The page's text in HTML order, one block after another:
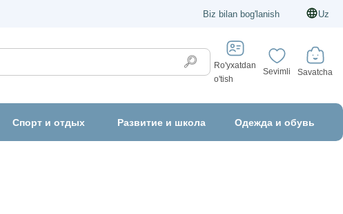
Biz bilan bog'lanish Uz
Ro'yxatdan
o'tish
Sevimli Savatcha
Спорт и отдых Развитие и школа Одежда и обувь